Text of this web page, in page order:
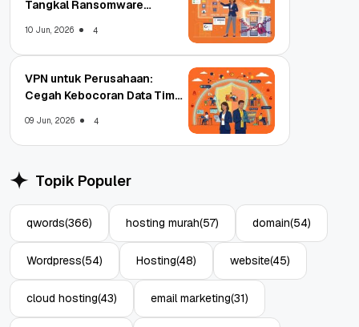
Tangkal Ransomware
10 Jun, 2026 4
VPN untuk Perusahaan:
Cegah Kebocoran Data Tim
09 Jun, 2026 4
Topik Populer
qwords(366) hosting murah(57) domain(54)
Wordpress(54) Hosting(48) website(45)
cloud hosting(43) email marketing(31)